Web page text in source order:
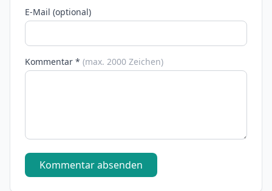
E-Mail (optional)
Kommentar * (max. 2000 Zeichen)
Kommentar absenden